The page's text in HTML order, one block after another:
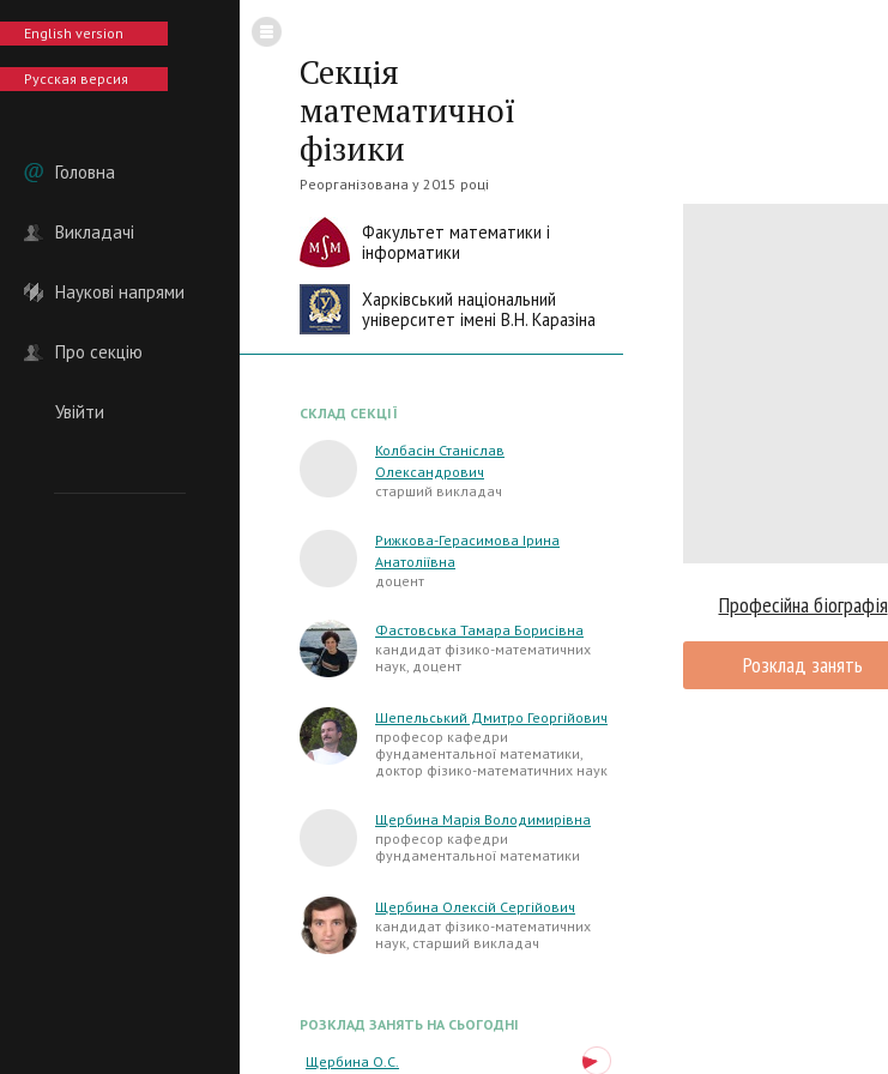
English version
Русская версия
Головна
Викладачі
Наукові напрями
Про секцію
Увійти
Секція
математичної
фізики
Реорганізована у 2015 році
Факультет математики i
інформатики
Харківський національний
університет імені В.Н. Каразіна
СКЛАД СЕКЦІЇ
Колбасін Станіслав
Олександрович
старший викладач
Рижкова-Герасимова Ірина
Анатоліївна
доцент
Фастовська Тамара Борисівна
кандидат фізико-математичних
наук, доцент
Шепельський Дмитро Георгійович
професор кафедри
фундаментальної математики,
доктор фізико-математичних наук
Щербина Марія Володимирівна
професор кафедри
фундаментальної математики
Щербина Олексій Сергійович
кандидат фізико-математичних
наук, старший викладач
РОЗКЛАД ЗАНЯТЬ НА СЬОГОДНІ
Щербина О.С.
Професійна біографія
Розклад занять